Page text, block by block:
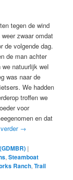
tegen de wind
zwaar omdat
de volgende dag.
de man achter
natuurlijk wel
was naar de
We hadden
troffen we
voor
en dat
→
|
,Steamboat
Ranch,Trail